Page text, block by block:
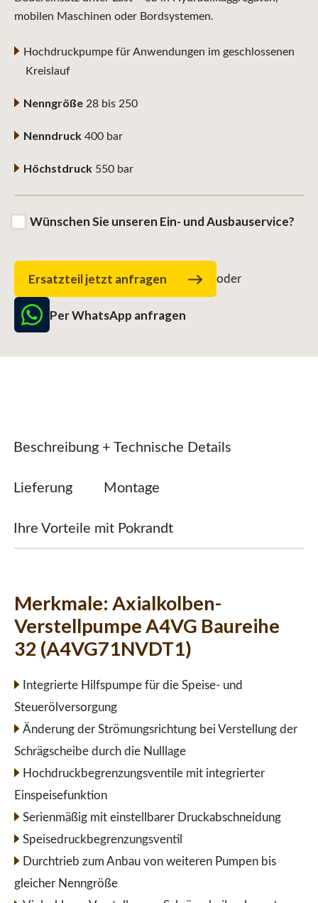
mobilen Maschinen oder Bordsystemen.
Hochdruckpumpe für Anwendungen im geschlossenen
Kreislauf
Nenngröße 28 bis 250
Nenndruck 400 bar
Höchstdruck 550 bar
Wünschen Sie unseren Ein- und Ausbauservice?
Ersatzteil jetzt anfragen oder
Per WhatsApp anfragen
Beschreibung + Technische Details
Lieferung Montage
Ihre Vorteile mit Pokrandt
Merkmale: Axialkolben-
Verstellpumpe A4VG Baureihe
32 (A4VG71NVDT1)
Integrierte Hilfspumpe für die Speise- und
Steuerölversorgung
Änderung der Strömungsrichtung bei Verstellung der
Schrägscheibe durch die Nulllage
Hochdruckbegrenzungsventile mit integrierter
Einspeisefunktion
Serienmäßig mit einstellbarer Druckabschneidung
Speisedruckbegrenzungsventil
Durchtrieb zum Anbau von weiteren Pumpen bis
gleicher Nenngröße